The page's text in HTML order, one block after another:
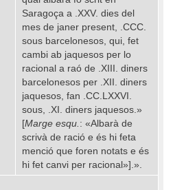
Saragoça a .XXV. dies del
mes de janer present, .CCC.
sous barcelonesos, qui, fet
cambi ab jaquesos per lo
racional a raó de .XIII. diners
barcelonesos per .XII. diners
jaquesos, fan .CC.LXXVI.
sous, .XI. diners jaquesos.»
[Marge esqu. : «Albarà de
scrivà de ració e és hi feta
menció que foren notats e és
hi fet canvi per racional»].».